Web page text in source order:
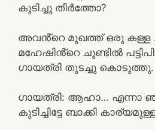
കുടിച്ചു തീർത്തോ?
അവൻ്റെ മുഖത്ത് ഒരു കള്ള
മഹേഷിൻ്റെ ചുണ്ടിൽ
ഗായത്രി തുടച്ചു കൊടുത്തു.
ഗായത്രി: ആഹാ… എന്നാ
കുടിച്ചിട്ടേ ബാക്കി